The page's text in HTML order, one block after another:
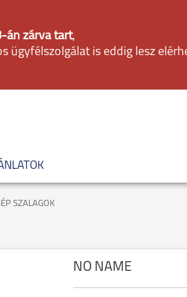
án zárva tart,
ügyfélszolgálat is eddig lesz
SZALAGOK
NO NAME